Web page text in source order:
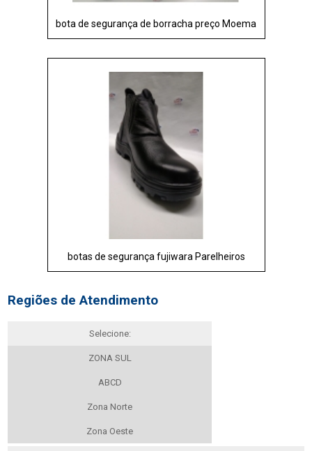
bota de segurança de borracha preço Moema
botas de segurança fujiwara Parelheiros
Regiões de Atendimento
Selecione:
ZONA SUL
ABCD
Zona Norte
Zona Oeste